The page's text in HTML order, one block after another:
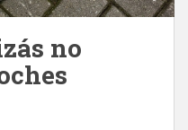
no